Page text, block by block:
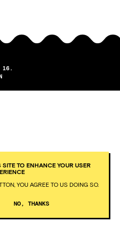
16.
TO ENHANCE YOUR USER
YOU AGREE TO US DOING SO.
NO, THANKS